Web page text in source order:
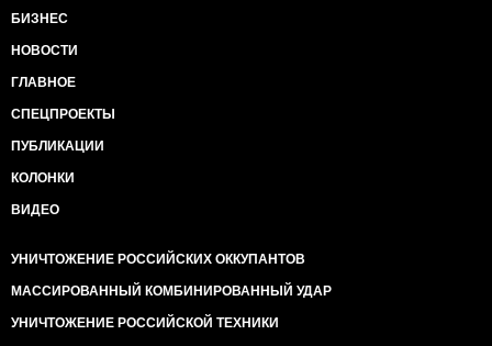
БИЗНЕС
НОВОСТИ
ГЛАВНОЕ
СПЕЦПРОЕКТЫ
ПУБЛИКАЦИИ
КОЛОНКИ
ВИДЕО
УНИЧТОЖЕНИЕ РОССИЙСКИХ ОККУПАНТОВ
МАССИРОВАННЫЙ КОМБИНИРОВАННЫЙ УДАР
УНИЧТОЖЕНИЕ РОССИЙСКОЙ ТЕХНИКИ